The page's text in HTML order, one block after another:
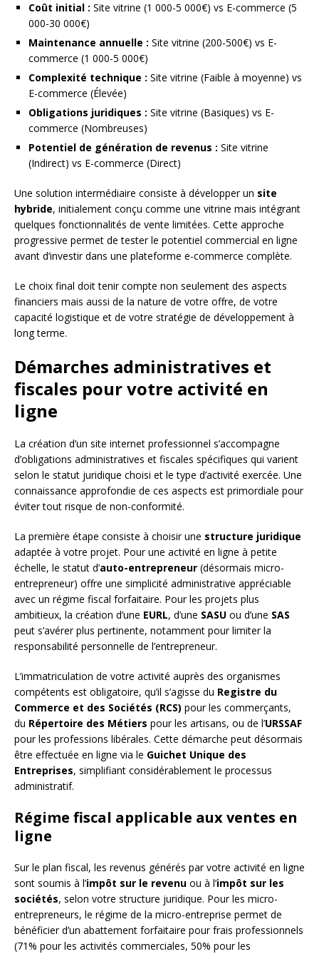
Coût initial : Site vitrine (1 000-5 000€) vs E-commerce (5
000-30 000€)
Maintenance annuelle : Site vitrine (200-500€) vs E-
commerce (1 000-5 000€)
Complexité technique : Site vitrine (Faible à moyenne) vs
E-commerce (Élevée)
Obligations juridiques : Site vitrine (Basiques) vs E-
commerce (Nombreuses)
Potentiel de génération de revenus : Site vitrine
(Indirect) vs E-commerce (Direct)
Une solution intermédiaire consiste à développer un site
hybride, initialement conçu comme une vitrine mais intégrant
quelques fonctionnalités de vente limitées. Cette approche
progressive permet de tester le potentiel commercial en ligne
avant d’investir dans une plateforme e-commerce complète.
Le choix final doit tenir compte non seulement des aspects
financiers mais aussi de la nature de votre offre, de votre
capacité logistique et de votre stratégie de développement à
long terme.
Démarches administratives et
fiscales pour votre activité en
ligne
La création d’un site internet professionnel s’accompagne
d’obligations administratives et fiscales spécifiques qui varient
selon le statut juridique choisi et le type d’activité exercée. Une
connaissance approfondie de ces aspects est primordiale pour
éviter tout risque de non-conformité.
La première étape consiste à choisir une structure juridique
adaptée à votre projet. Pour une activité en ligne à petite
échelle, le statut d’auto-entrepreneur (désormais micro-
entrepreneur) offre une simplicité administrative appréciable
avec un régime fiscal forfaitaire. Pour les projets plus
ambitieux, la création d’une EURL, d’une SASU ou d’une SAS
peut s’avérer plus pertinente, notamment pour limiter la
responsabilité personnelle de l’entrepreneur.
L’immatriculation de votre activité auprès des organismes
compétents est obligatoire, qu’il s’agisse du Registre du
Commerce et des Sociétés (RCS) pour les commerçants,
du Répertoire des Métiers pour les artisans, ou de l’URSSAF
pour les professions libérales. Cette démarche peut désormais
être effectuée en ligne via le Guichet Unique des
Entreprises, simplifiant considérablement le processus
administratif.
Régime fiscal applicable aux ventes en
ligne
Sur le plan fiscal, les revenus générés par votre activité en ligne
sont soumis à l’impôt sur le revenu ou à l’impôt sur les
sociétés, selon votre structure juridique. Pour les micro-
entrepreneurs, le régime de la micro-entreprise permet de
bénéficier d’un abattement forfaitaire pour frais professionnels
(71% pour les activités commerciales, 50% pour les